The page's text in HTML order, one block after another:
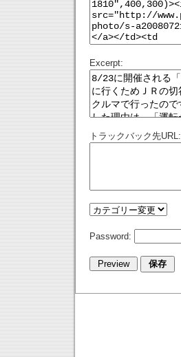
Excerpt:
トラックバック先URL:
Password: